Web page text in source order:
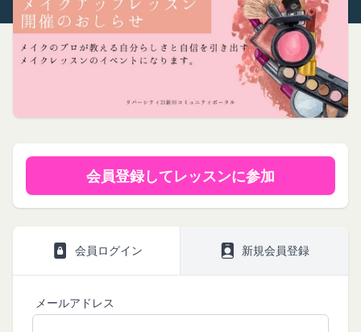
会員登録してレッスンに参加
会員ログイン 新規会員登録
メールアドレス
プライバシーポリシー
株式会社GOYOH（以下「当社」といいます。）
は、当社が運営する各サービスにおいて、個人情報
かりした情報を取り扱い、正確性および機密性の保
持に努めます。
本文中の用語の定義は、個人情報保護法および関連
当社が取得する情報および取得方法
お客様から直接取得する情報
当社は、お客様が当社のサービスの登録手続を行う
場合、以下の情報（以下「お客様情報」といいま
す。）をご提供いただく場合があります。
利用規約
株式会社GOYOHが運営するコミュニティポータル
サイトサービス（以下「本サービス」といいま
本サービスをご利用される方は、ご登録される前に
本規約を必ずお読みになり、本規約に同意いただく
必要があります。
本規約において、次の各号に掲げる用語の意義は、
当該各号に定めるところによるものとします。
当社が提供するコミュニティポータルサイト及び連
Amazonギフト券
Amazon.co.jpで使えるデジタル商品券です。
会員情報に登録されているメールアドレス宛にギフ
ギフト券を適用する方法:
メールに記載されたギフト券番号をご用意くださ
ギフト券番号を入力し、
ここに適用を選択します。
Amazonギフト券の利用方法に関しましては、Amazon の
問い合わせください。Amazonギフト券細則については、
こちら
をご確認ください。